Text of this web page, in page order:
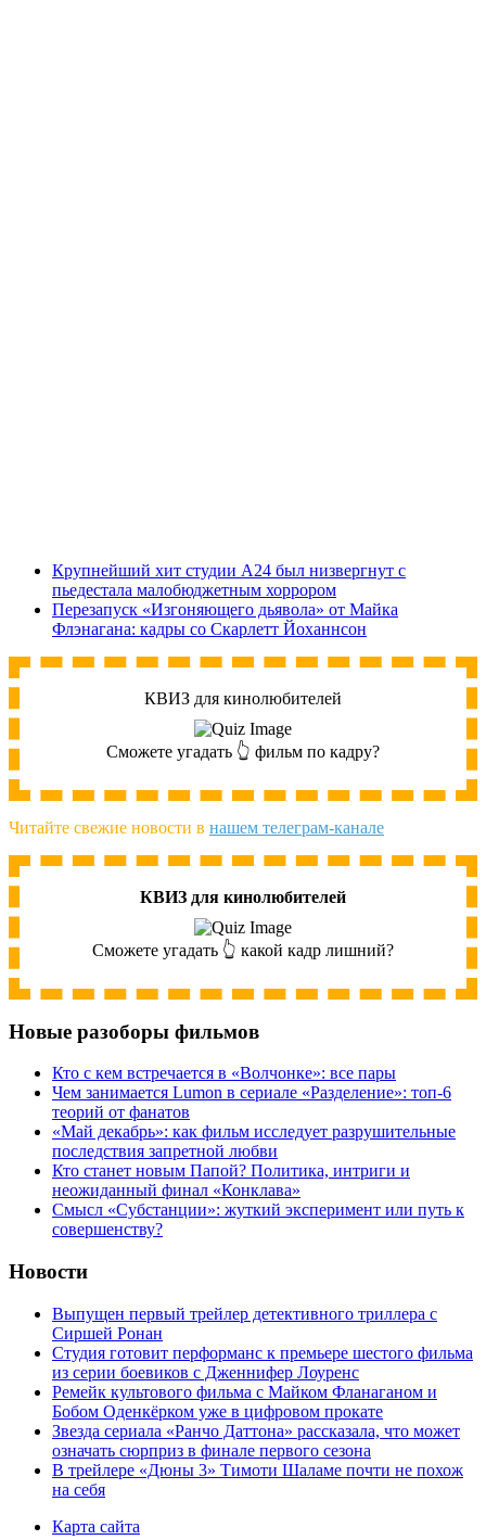
Крупнейший хит студии A24 был низвергнут с
пьедестала малобюджетным хоррором
Перезапуск «Изгоняющего дьявола» от Майка
Флэнагана: кадры со Скарлетт Йоханнсон
КВИЗ для кинолюбителей
Сможете угадать 👆 фильм по кадру?
Читайте свежие новости в нашем телеграм-канале
КВИЗ для кинолюбителей
Сможете угадать 👆 какой кадр лишний?
Новые разоборы фильмов
Кто с кем встречается в «Волчонке»: все пары
Чем занимается Lumon в сериале «Разделение»: топ-6
теорий от фанатов
«Май декабрь»: как фильм исследует разрушительные
последствия запретной любви
Кто станет новым Папой? Политика, интриги и
неожиданный финал «Конклава»
Cмысл «Субстанции»: жуткий эксперимент или путь к
совершенству?
Новости
Выпущен первый трейлер детективного триллера с
Сиршей Ронан
Студия готовит перформанс к премьере шестого фильма
из серии боевиков с Дженнифер Лоуренс
Ремейк культового фильма с Майком Фланаганом и
Бобом Оденкёрком уже в цифровом прокате
Звезда сериала «Ранчо Даттона» рассказала, что может
означать сюрприз в финале первого сезона
В трейлере «Дюны 3» Тимоти Шаламе почти не похож
на себя
Карта сайта